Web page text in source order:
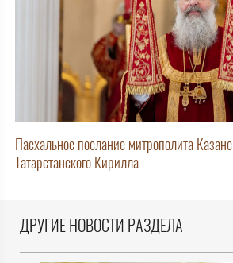
Пасхальное послание митрополита
Татарстанского Кирилла
ДРУГИЕ НОВОСТИ РАЗДЕЛА